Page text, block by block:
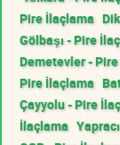
Pire İlaçlama
Gölbaşı - Pire
Demetevler -
Pire İlaçlama
Çayyolu - Pire
İlaçlama